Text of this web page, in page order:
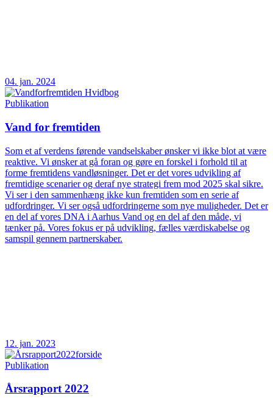
04. jan. 2024
Publikation
Vand for fremtiden
Som et af verdens førende vandselskaber ønsker vi ikke blot at være
reaktive. Vi ønsker at gå foran og gøre en forskel i forhold til at
forme fremtidens vandløsninger. Det er det vores udvikling af
fremtidige scenarier og deraf nye strategi frem mod 2025 skal sikre.
Vi ser i den sammenhæng ikke kun fremtiden som en serie af
udfordringer. Vi ser også udfordringerne som nye muligheder. Det er
en del af vores DNA i Aarhus Vand og en del af den måde, vi
tænker på. Vores fokus er på udvikling, fælles værdiskabelse og
samspil gennem partnerskaber.
12. jan. 2023
Publikation
Årsrapport 2022